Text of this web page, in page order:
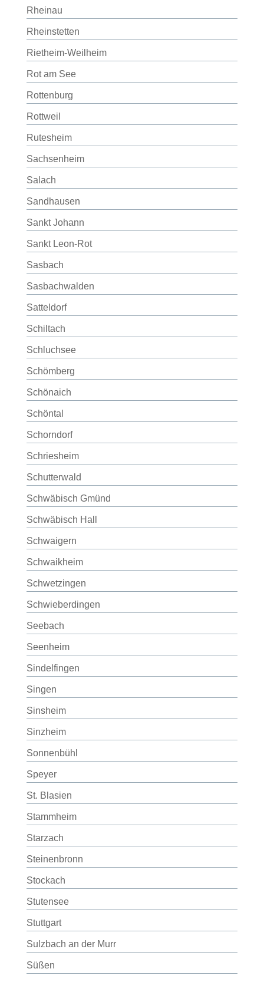
Rheinau
Rheinstetten
Rietheim-Weilheim
Rot am See
Rottenburg
Rottweil
Rutesheim
Sachsenheim
Salach
Sandhausen
Sankt Johann
Sankt Leon-Rot
Sasbach
Sasbachwalden
Satteldorf
Schiltach
Schluchsee
Schömberg
Schönaich
Schöntal
Schorndorf
Schriesheim
Schutterwald
Schwäbisch Gmünd
Schwäbisch Hall
Schwaigern
Schwaikheim
Schwetzingen
Schwieberdingen
Seebach
Seenheim
Sindelfingen
Singen
Sinsheim
Sinzheim
Sonnenbühl
Speyer
St. Blasien
Stammheim
Starzach
Steinenbronn
Stockach
Stutensee
Stuttgart
Sulzbach an der Murr
Süßen